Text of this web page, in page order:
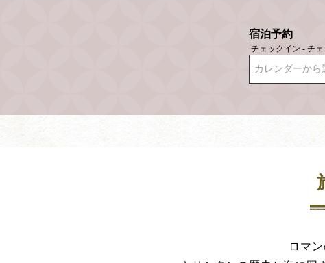
宿泊予約
チェックイン - チェ
カレンダーから
ロマ